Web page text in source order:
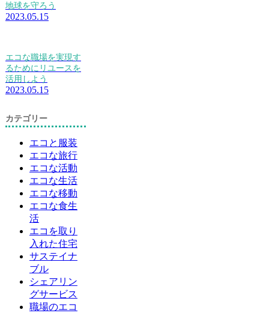
地球を守ろう
2023.05.15
エコな職場を実現す
るためにリユースを
活用しよう
2023.05.15
カテゴリー
エコと服装
エコな旅行
エコな活動
エコな生活
エコな移動
エコな食生
活
エコを取り
入れた住宅
サステイナ
ブル
シェアリン
グサービス
職場のエコ